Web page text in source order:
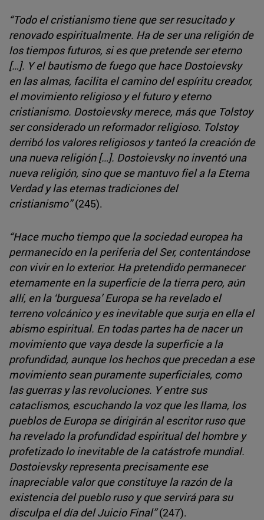
“Todo el cristianismo tiene que ser resucitado y
renovado espiritualmente. Ha de ser una religión de
los tiempos futuros, si es que pretende ser eterno
[…]. Y el bautismo de fuego que hace Dostoievsky
en las almas, facilita el camino del espíritu creador,
el movimiento religioso y el futuro y eterno
cristianismo. Dostoievsky merece, más que Tolstoy
ser considerado un reformador religioso. Tolstoy
derribó los valores religiosos y tanteó la creación de
una nueva religión […]. Dostoievsky no inventó una
nueva religión, sino que se mantuvo fiel a la Eterna
Verdad y las eternas tradiciones del
cristianismo”(245).
“Hace mucho tiempo que la sociedad europea ha
permanecido en la periferia del Ser, contentándose
con vivir en lo exterior. Ha pretendido permanecer
eternamente en la superficie de la tierra pero, aún
allí, en la ‘burguesa’ Europa se ha revelado el
terreno volcánico y es inevitable que surja en ella el
abismo espiritual. En todas partes ha de nacer un
movimiento que vaya desde la superficie a la
profundidad, aunque los hechos que precedan a ese
movimiento sean puramente superficiales, como
las guerras y las revoluciones. Y entre sus
cataclismos, escuchando la voz que les llama, los
pueblos de Europa se dirigirán al escritor ruso que
ha revelado la profundidad espiritual del hombre y
profetizado lo inevitable de la catástrofe mundial.
Dostoievsky representa precisamente ese
inapreciable valor que constituye la razón de la
existencia del pueblo ruso y que servirá para su
disculpa el día del Juicio Final”(247).